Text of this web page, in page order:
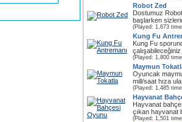
Robot Zed
Dostumuz
başlarken
(Played: 1,673
Kung Fu
Kung Fu
(Played: 1,800
Maymun
Oyuncak
mill/saat hıza
(Played: 1,485
Hayvanat
Hayvanat
çıkan hayvanat
(Played: 1,501